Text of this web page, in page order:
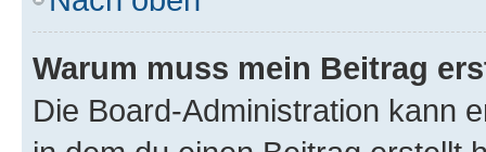
Warum muss mein Beitrag
Die Board-Administration kann